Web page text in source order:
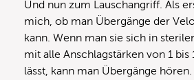
Und nun zum Lauschangriff. Als
mich, ob man Übergänge der
kann. Wenn man sie sich in
mit alle Anschlagstärken von 1 bis
lässt, kann man Übergänge